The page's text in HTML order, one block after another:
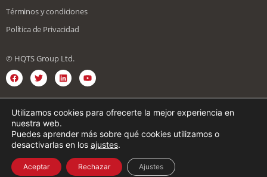
Términos y condiciones
Política de Privacidad
© HQTS Group Ltd.
Utilizamos cookies para ofrecerte la mejor experiencia en
nuestra web.
Puedes aprender más sobre qué cookies utilizamos o
desactivarlas en los ajustes.
Aceptar Rechazar Ajustes
Inglés Español Vietnamita
Chinese
Alemán Francés
Coreano
Árabe
Italiano